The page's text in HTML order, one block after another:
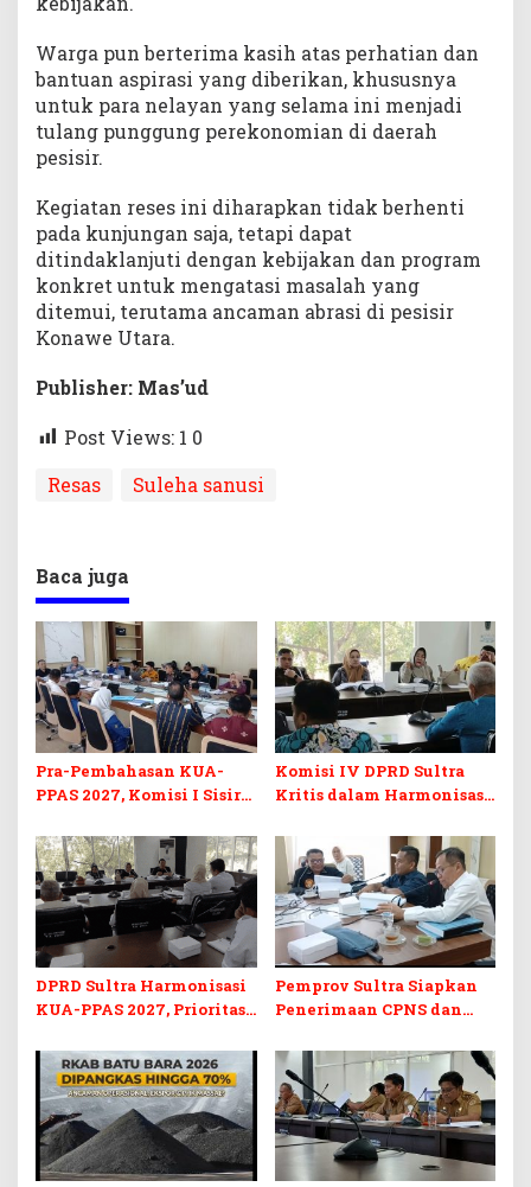
Warga pun berterima kasih atas perhatian dan
bantuan aspirasi yang diberikan, khususnya
untuk para nelayan yang selama ini menjadi
tulang punggung perekonomian di daerah
pesisir.
Kegiatan reses ini diharapkan tidak berhenti
pada kunjungan saja, tetapi dapat
ditindaklanjuti dengan kebijakan dan program
konkret untuk mengatasi masalah yang
ditemui, terutama ancaman abrasi di pesisir
Konawe Utara.
Publisher: Mas’ud
Post Views: 1 0
Resas
Suleha sanusi
Baca juga
Pra-Pembahasan KUA-
PPAS 2027, Komisi I Sisir
Berkelanjutan
Komisi IV DPRD Sultra
Kritis dalam Harmonisasi
Perubahan APBD 2026
DPRD Sultra Harmonisasi
KUA-PPAS 2027, Prioritas
dan Pelunasan Utang
Infrastruktur
Pemprov Sultra Siapkan
Penerimaan CPNS dan
Desak Formasi Disabilitas